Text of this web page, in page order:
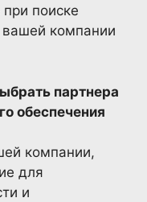
поиске
компании
партнера
обеспечения
компании,
для
и